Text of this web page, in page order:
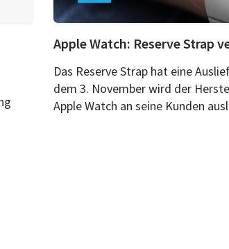
Apple Watch: Reserve Strap
Das Reserve Strap hat eine
dem 3. November wird der
Apple Watch an seine Kunden